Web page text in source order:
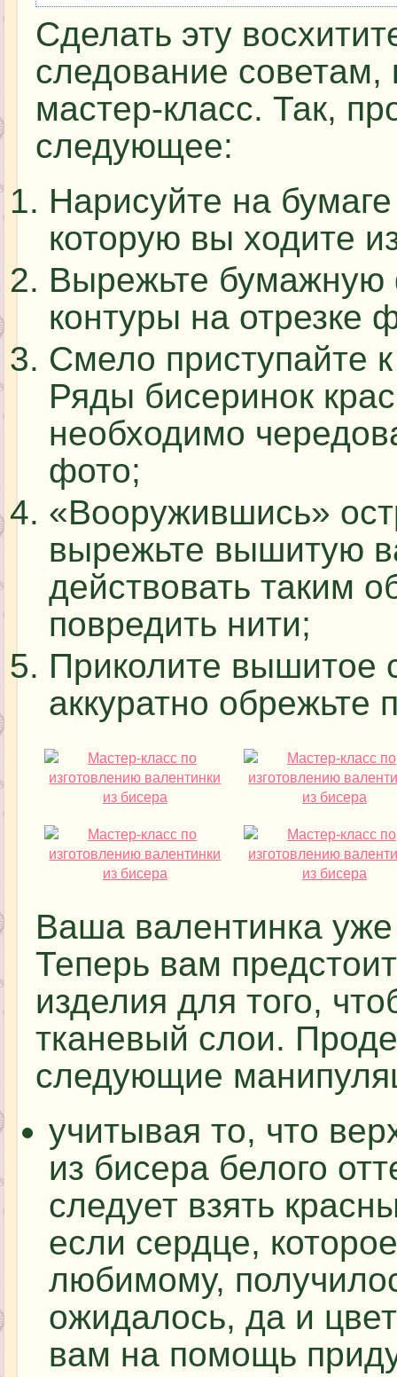
Сделать эту
следование советам,
мастер-класс. Так,
следующее:
Нарисуйте на
которую вы ходите
Вырежьте бумажную
контуры на отрезке
Смело приступайте
Ряды бисеринок
необходимо
фото;
«Вооружившись»
вырежьте вышитую
действовать таким
повредить нити;
Приколите вышитое
аккуратно обрежьте
Ваша валентинка уже
Теперь вам
изделия для того,
тканевый слои.
следующие
учитывая то, что
из бисера белого
следует взять
если сердце,
любимому,
ожидалось, да и
вам на помощь